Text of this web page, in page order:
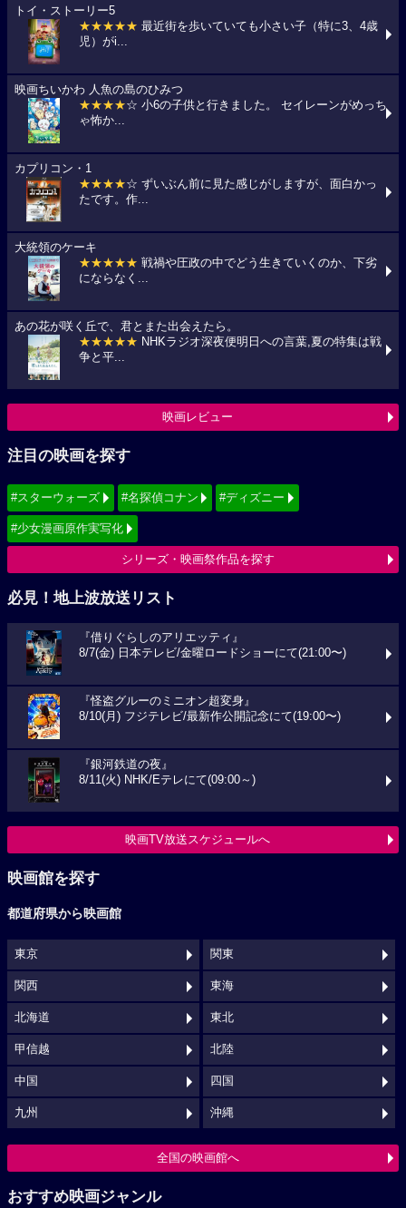
トイ・ストーリー5
★★★★★ 最近街を歩いていても小さい子（特に3、4歳
児）がi...
映画ちいかわ 人魚の島のひみつ
★★★★☆ 小6の子供と行きました。 セイレーンがめっち
ゃ怖か...
カプリコン・1
★★★★☆ ずいぶん前に見た感じがしますが、面白かっ
たです。作...
大統領のケーキ
★★★★★ 戦禍や圧政の中でどう生きていくのか、下劣
にならなく...
あの花が咲く丘で、君とまた出会えたら。
★★★★★ NHKラジオ深夜便明日への言葉,夏の特集は戦
争と平...
映画レビュー
注目の映画を探す
#スターウォーズ #名探偵コナン #ディズニー
#少女漫画原作実写化
シリーズ・映画祭作品を探す
必見！地上波放送リスト
『借りぐらしのアリエッティ』
8/7(金) 日本テレビ/金曜ロードショーにて(21:00〜)
『怪盗グルーのミニオン超変身』
8/10(月) フジテレビ/最新作公開記念にて(19:00〜)
『銀河鉄道の夜』
8/11(火) NHK/Eテレにて(09:00～)
映画TV放送スケジュールへ
映画館を探す
都道府県から映画館
東京 関東
関西 東海
北海道 東北
甲信越 北陸
中国 四国
九州 沖縄
全国の映画館へ
おすすめ映画ジャンル